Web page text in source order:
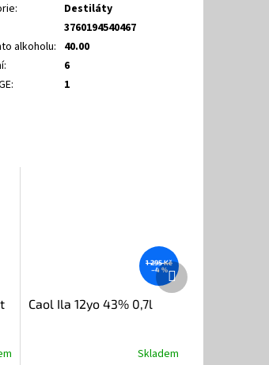
:
Destiláty
3760194540467
alkoholu: 40.00
:
6
: 1
1 295 Kč
–4 %
Caol Ila 12yo 43% 0,7l
Skladem
Další
produkt